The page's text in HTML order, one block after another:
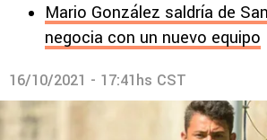
Mario González saldría de
negocia con un nuevo equipo
16/10/2021 - 17:41hs CST